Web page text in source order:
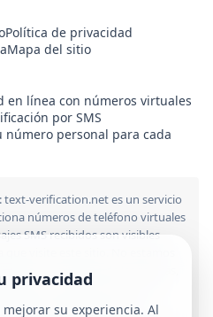
Política de privacidad
Mapa del sitio
en línea con números virtuales
por SMS
número personal para cada
text-verification.net es un servicio
números de teléfono virtuales
SMS recibidos son visibles
con ninguna de las marcas,
en este sitio. El uso de
bajo su propio riesgo. No
privacidad
su experiencia. Al